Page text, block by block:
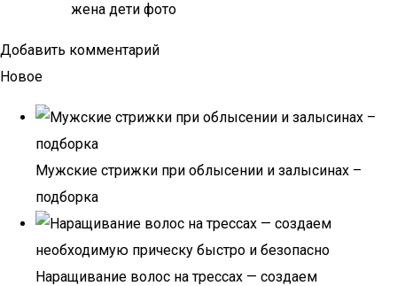
жена дети фото
Добавить комментарий
Новое
Мужские стрижки при облысении и залысинах –
подборка
Наращивание волос на трессах — создаем